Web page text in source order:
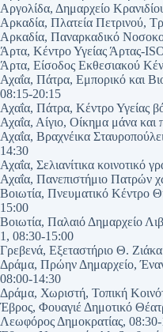
Αργολίδα, Δημαρχείο
Αρκαδία, Πλατεία Πετρινού,
Αρκαδία, Παναρκαδικό
Άρτα, Κέντρο Υγείας Άρτας-
Άρτα, Είσοδος Εκθεσιακού
Αχαΐα, Πάτρα, Εμπορικό και
08:15-20:15
Αχαΐα, Πάτρα, Κέντρο Υγείας
Αχαΐα, Αίγιο, Οίκημα μάνα και
Αχαΐα, Βραχνέικα
14:30
Αχαΐα, Σελιανίτικα κοινοτικό
Αχαΐα, Πανεπιστήμιο Πατρών
Βοιωτία, Πνευματικό Κέντρο
15:00
Βοιωτία, Παλαιό Δημαρχείο
1, 08:30-15:00
Γρεβενά, Εξεταστήριο Θ.
Δράμα, Πρώην Δημαρχείο,
08:00-14:30
Δράμα, Χωριστή, Τοπική
Έβρος, Φουαγιέ Δημοτικό
Λεωφόρος Δημοκρατίας,